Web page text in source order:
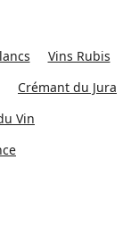
Vins Rubis
Crémant du Jura
Vin